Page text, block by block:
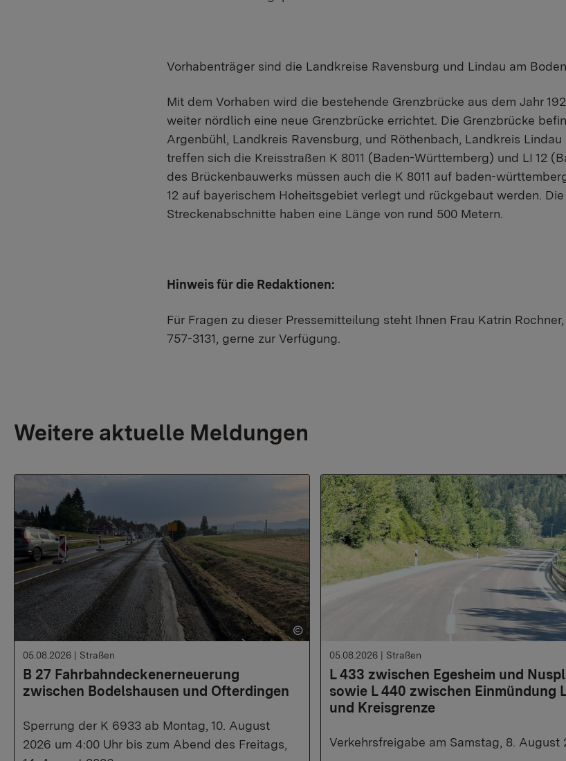
Vorhabenträger sind die Landkreise Ravensburg und Lindau am
Mit dem Vorhaben wird die bestehende Grenzbrücke aus dem Jahr
weiter nördlich eine neue Grenzbrücke errichtet. Die Grenzbrücke
Argenbühl, Landkreis Ravensburg, und Röthenbach, Landkreis
treffen sich die Kreisstraßen K 8011 (Baden-Württemberg) und LI 12
des Brückenbauwerks müssen auch die K 8011 auf baden-
12 auf bayerischem Hoheitsgebiet verlegt und rückgebaut werden.
Streckenabschnitte haben eine Länge von rund 500 Metern.
Hinweis für die Redaktionen:
Für Fragen zu dieser Pressemitteilung steht Ihnen Frau Katrin
757-3131, gerne zur Verfügung.
Weitere aktuelle Meldungen
B 27 Fahrbahndeckenerneuerung
zwischen Bodelshausen und Ofterdingen
05.08.2026 | Straßen
Sperrung der K 6933 ab Montag, 10. August
2026 um 4:00 Uhr bis zum Abend des Freitags,
L 433 zwischen Egesheim und
sowie L 440 zwischen Einmündung
und Kreisgrenze
05.08.2026 | Straßen
Verkehrsfreigabe am Samstag, 8. August